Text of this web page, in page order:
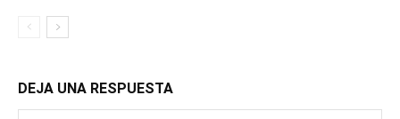
DEJA UNA RESPUESTA